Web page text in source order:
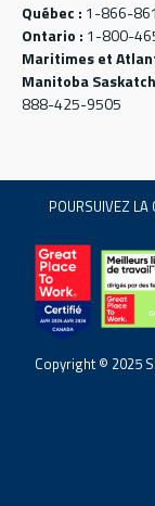
Québec : 1-866-
Ontario : 1-800-
Maritimes et
Manitoba
888-425-9505
POURSUIVEZ LA
Copyright © 2025